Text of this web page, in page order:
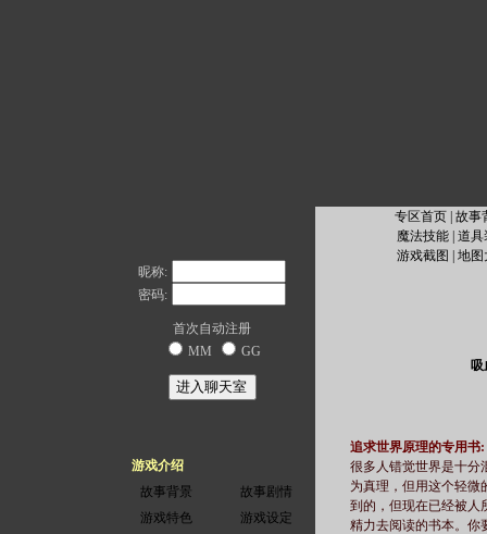
昵称:
密码:
首次自动注册
MM
GG
游戏介绍
故事背景
故事剧情
游戏特色
游戏设定
专区首页 |故事
魔法技能 道具
游戏截图
地图
吸
追求世界原理的专用书:
很多人错觉世界是十分
为真理，但用这个轻微
到的，但现在已经被人
精力去阅读的书本。你